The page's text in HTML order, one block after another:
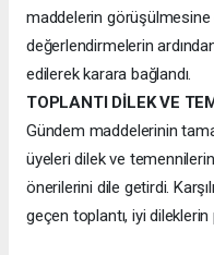
maddelerin görüşülmesine
değerlendirmelerin
edilerek karara bağlandı.
TOPLANTI DİLEK VE
Gündem maddelerinin
üyeleri dilek ve
önerilerini dile getirdi.
geçen toplantı, iyi dileklerin